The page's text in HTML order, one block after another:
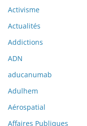
Activisme
Actualités
Addictions
ADN
aducanumab
Adulhem
Aérospatial
Affaires Publiques